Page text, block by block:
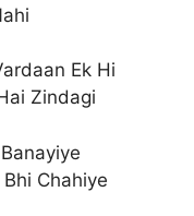
Ek Hi
Zindagi
Chahiye